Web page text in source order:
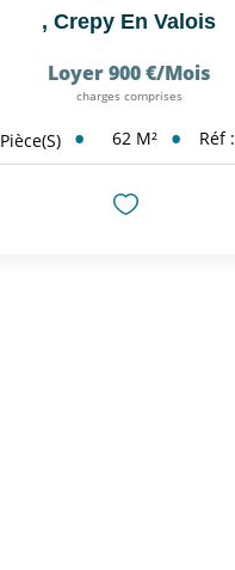
, Crepy En Valois
Loyer 900 €/mois
charges comprises
Pièce(s) 62 M² Réf :